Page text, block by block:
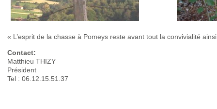
« L’esprit de la chasse à Pomeys reste avant tout la convivialité
Contact:
Matthieu THIZY
Président
Tel : 06.12.15.51.37